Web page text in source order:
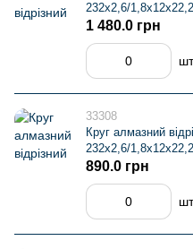
232x2,6/
1 480.0 грн
шт
33308
Круг алмазний
232x2,6/
890.0 грн
шт